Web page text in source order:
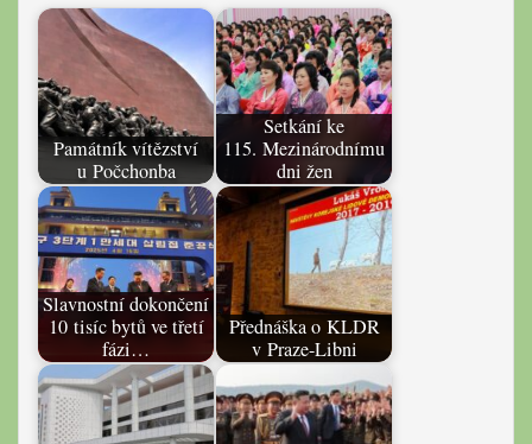
Památník vítězství
u Počchonba
Setkání ke
115. Mezinárodnímu
dni žen
Slavnostní dokončení
10 tisíc bytů ve třetí
fázi…
Přednáška o KLDR
v Praze-Libni